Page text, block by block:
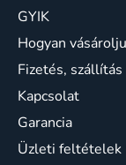
GYIK
Hogyan
Fizetés, szállítás
Kapcsolat
Garancia
Üzleti feltételek